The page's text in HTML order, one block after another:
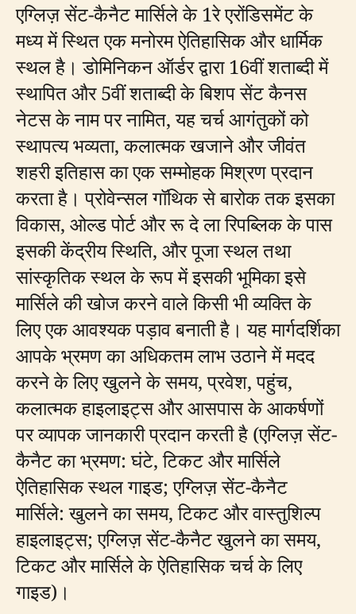
एग्लिज़ सेंट-कैनैट मार्सिले के 1रे एरोंडिसमेंट के
मध्य में स्थित एक मनोरम ऐतिहासिक और धार्मिक
स्थल है। डोमिनिकन ऑर्डर द्वारा 16वीं शताब्दी में
स्थापित और 5वीं शताब्दी के बिशप सेंट कैनस
नेटस के नाम पर नामित, यह चर्च आगंतुकों को
स्थापत्य भव्यता, कलात्मक खजाने और जीवंत
शहरी इतिहास का एक सम्मोहक मिश्रण प्रदान
करता है। प्रोवेन्सल गॉथिक से बारोक तक इसका
विकास, ओल्ड पोर्ट और रू दे ला रिपब्लिक के पास
इसकी केंद्रीय स्थिति, और पूजा स्थल तथा
सांस्कृतिक स्थल के रूप में इसकी भूमिका इसे
मार्सिले की खोज करने वाले किसी भी व्यक्ति के
लिए एक आवश्यक पड़ाव बनाती है। यह मार्गदर्शिका
आपके भ्रमण का अधिकतम लाभ उठाने में मदद
करने के लिए खुलने के समय, प्रवेश, पहुंच,
कलात्मक हाइलाइट्स और आसपास के आकर्षणों
पर व्यापक जानकारी प्रदान करती है (एग्लिज़ सेंट-
कैनैट का भ्रमण: घंटे, टिकट और मार्सिले
ऐतिहासिक स्थल गाइड; एग्लिज़ सेंट-कैनैट
मार्सिले: खुलने का समय, टिकट और वास्तुशिल्प
हाइलाइट्स; एग्लिज़ सेंट-कैनैट खुलने का समय,
टिकट और मार्सिले के ऐतिहासिक चर्च के लिए
गाइड)।